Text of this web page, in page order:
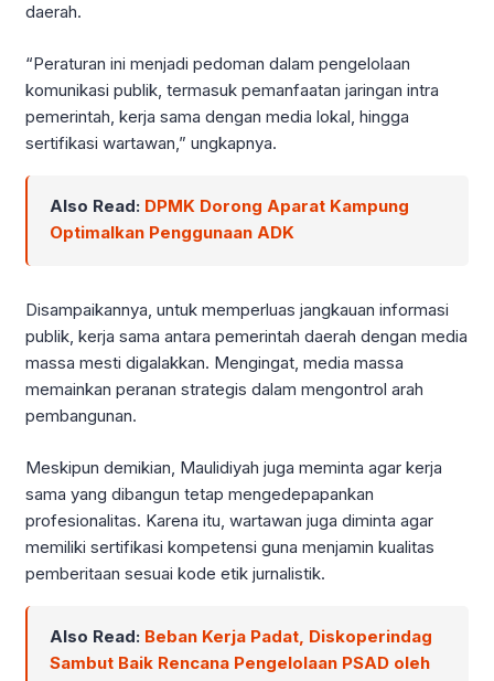
daerah.
“Peraturan ini menjadi pedoman dalam pengelolaan
komunikasi publik, termasuk pemanfaatan jaringan intra
pemerintah, kerja sama dengan media lokal, hingga
sertifikasi wartawan,” ungkapnya.
Also Read: DPMK Dorong Aparat Kampung
Optimalkan Penggunaan ADK
Disampaikannya, untuk memperluas jangkauan informasi
publik, kerja sama antara pemerintah daerah dengan media
massa mesti digalakkan. Mengingat, media massa
memainkan peranan strategis dalam mengontrol arah
pembangunan.
Meskipun demikian, Maulidiyah juga meminta agar kerja
sama yang dibangun tetap mengedepapankan
profesionalitas. Karena itu, wartawan juga diminta agar
memiliki sertifikasi kompetensi guna menjamin kualitas
pemberitaan sesuai kode etik jurnalistik.
Also Read: Beban Kerja Padat, Diskoperindag
Sambut Baik Rencana Pengelolaan PSAD oleh